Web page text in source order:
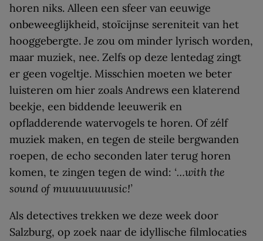
horen niks. Alleen een sfeer van eeuwige
onbeweeglijkheid, stoïcijnse sereniteit van het
hooggebergte. Je zou om minder lyrisch worden,
maar muziek, nee. Zelfs op deze lentedag zingt
er geen vogeltje. Misschien moeten we beter
luisteren om hier zoals Andrews een klaterend
beekje, een biddende leeuwerik en
opfladderende watervogels te horen. Of zélf
muziek maken, en tegen de steile bergwanden
roepen, de echo seconden later terug horen
komen, te zingen tegen de wind: ‘…with the
sound of muuuuuuuusic!’
Als detectives trekken we deze week door
Salzburg, op zoek naar de idyllische filmlocaties